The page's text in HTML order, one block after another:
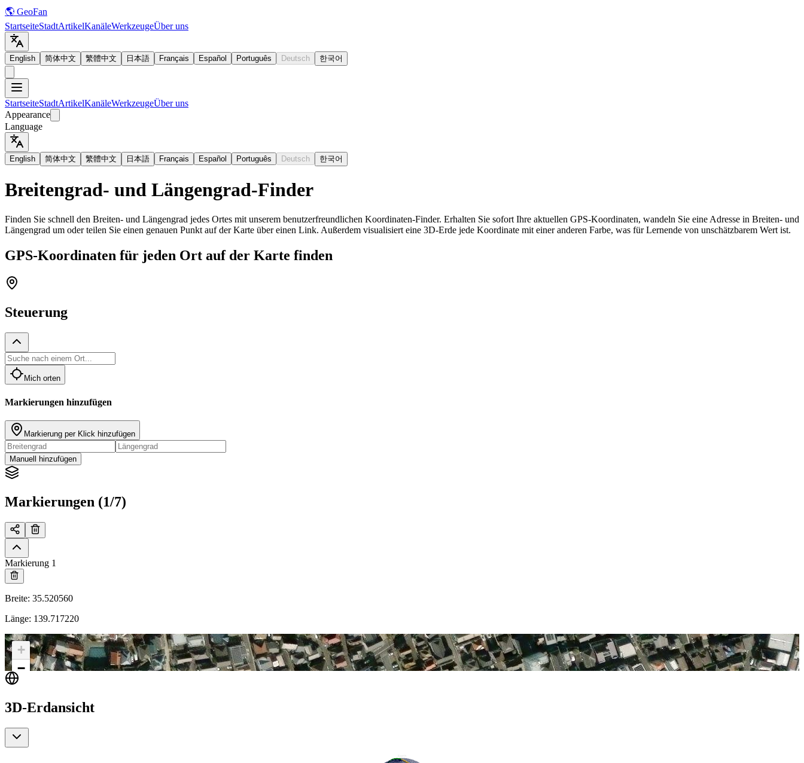
🌎 GeoFan
StartseiteStadtArtikelKanäleWerkzeugeÜber uns
English 简体中文 繁體中文 日本語 Français Español Português Deutsch 한국어
StartseiteStadtArtikelKanäleWerkzeugeÜber uns
Appearance
Language
English 简体中文 繁體中文 日本語 Français Español Português Deutsch 한국어
Breitengrad- und Längengrad-Finder
Finden Sie schnell den Breiten- und Längengrad jedes Ortes mit unserem benutzerfreundlichen Koordinaten-Finder. Erhalten Sie sofort Ihre aktuellen GPS-Koordinaten, wandeln Sie eine Adresse in Breiten- und
Längengrad um oder teilen Sie einen genauen Punkt auf der Karte über einen Link. Außerdem visualisiert eine 3D-Erde jede Koordinate mit einer anderen Farbe, was für Lernende von unschätzbarem Wert ist.
GPS-Koordinaten für jeden Ort auf der Karte finden
Steuerung
Mich orten
Markierungen hinzufügen
Markierung per Klick hinzufügen
Manuell hinzufügen
Markierungen (1/7)
Markierung 1
Breite: 35.520560
Länge: 139.717220
+
−
3D-Erdansicht